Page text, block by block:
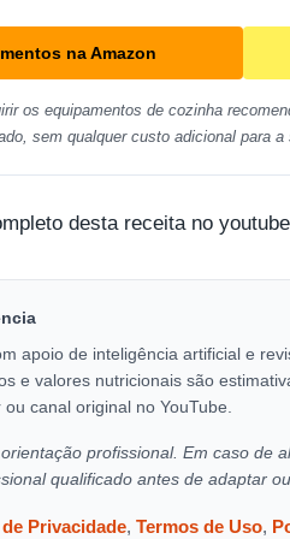
na Amazon
os equipamentos de cozinha
sem qualquer custo adicional para a
desta receita no youtube
apoio de inteligência artificial e
e valores nutricionais são
canal original no YouTube.
profissional. Em caso de
qualificado antes de adaptar
Privacidade, Termos de Uso,